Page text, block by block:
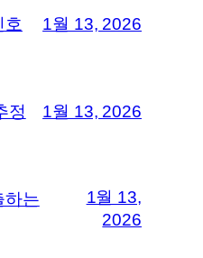
호 1월 13, 2026
정 1월 13, 2026
하는
1월 13,
2026